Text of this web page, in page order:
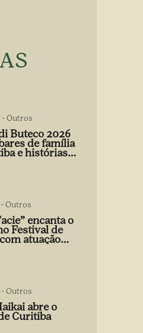
-Outros
Buteco 2026
de família
e histórias
-Outros
encanta o
Festival de
atuação
de Débora
-Outros
abre o
Curitiba